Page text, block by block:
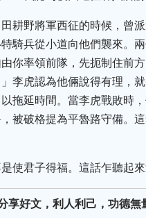
耕野將軍西征的時候，曾
騎兵從小道向他們襲來。
你率領前隊，先扼制住前
李虎認為他倆說得有理，
拖延時間。當李虎戰敗時
被破格提為平魯路守備。
使君子得福。這話乍聽起
享好文，利人利己，功德無